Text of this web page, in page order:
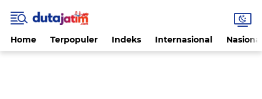
Home Terpopuler Indeks Internasional